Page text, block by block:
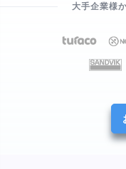
大手企業様